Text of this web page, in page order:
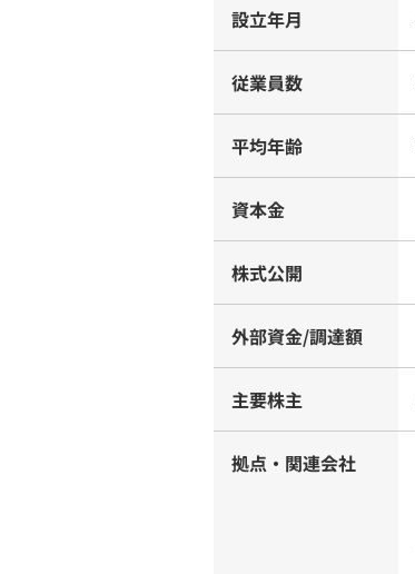
設立年月
従業員数
平均年齢
資本金
株式公開
外部資金/調達額
主要株主
拠点・関連会社